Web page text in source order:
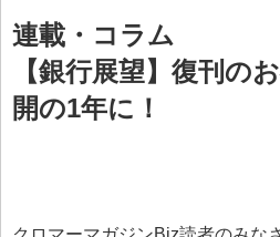
連載・コラム
【銀行展望】復刊の
開の1年に！